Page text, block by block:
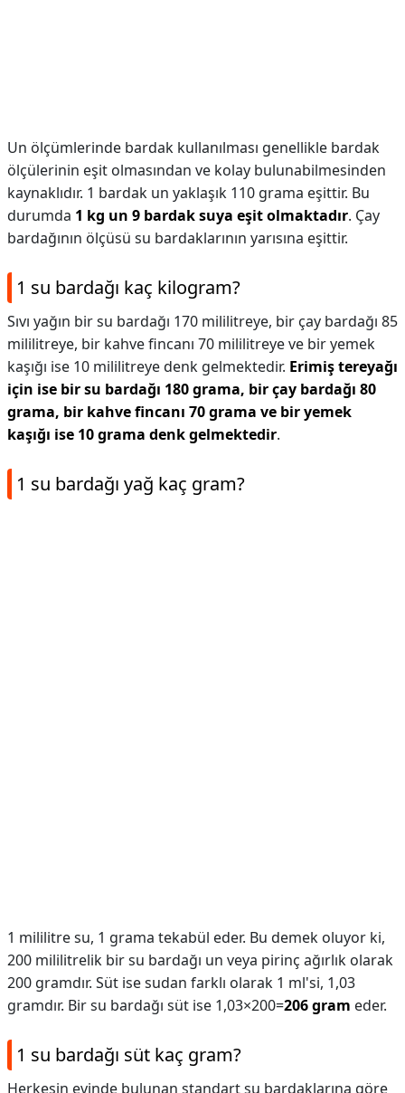
Un ölçümlerinde bardak kullanılması genellikle bardak
ölçülerinin eşit olmasından ve kolay bulunabilmesinden
kaynaklıdır. 1 bardak un yaklaşık 110 grama eşittir. Bu
durumda 1 kg un 9 bardak suya eşit olmaktadır. Çay
bardağının ölçüsü su bardaklarının yarısına eşittir.
1 su bardağı kaç kilogram?
Sıvı yağın bir su bardağı 170 mililitreye, bir çay bardağı 85
mililitreye, bir kahve fincanı 70 mililitreye ve bir yemek
kaşığı ise 10 mililitreye denk gelmektedir. Erimiş tereyağı
için ise bir su bardağı 180 grama, bir çay bardağı 80
grama, bir kahve fincanı 70 grama ve bir yemek
kaşığı ise 10 grama denk gelmektedir.
1 su bardağı yağ kaç gram?
1 mililitre su, 1 grama tekabül eder. Bu demek oluyor ki,
200 mililitrelik bir su bardağı un veya pirinç ağırlık olarak
200 gramdır. Süt ise sudan farklı olarak 1 ml'si, 1,03
gramdır. Bir su bardağı süt ise 1,03×200=206 gram eder.
1 su bardağı süt kaç gram?
Herkesin evinde bulunan standart su bardaklarına göre